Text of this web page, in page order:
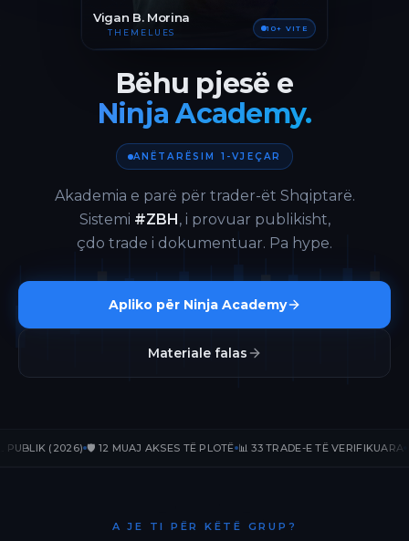
Vigan B. Morina
THEMELUES 10+ VITE
Bëhu pjesë e
Ninja Academy.
ANËTARËSIM 1-VJEÇAR
Akademia e parë për trader-ët Shqiptarë.
Sistemi #ZBH, i provuar publikisht,
çdo trade i dokumentuar. Pa hype.
Apliko për Ninja Academy
Materiale falas
(2026) 🛡️ 12 MUAJ AKSES TË PLOTË 📊 33 TRADE-E TË VERIFIKUARA 📈
A JE TI PËR KËTË GRUP?